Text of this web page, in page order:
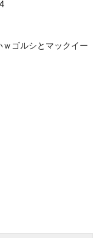
ゴルシとマックイー